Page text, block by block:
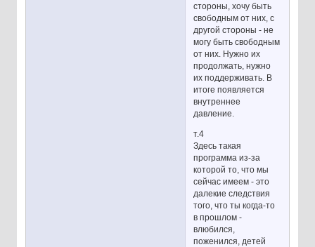
стороны, хочу быть
свободным от них, с
другой стороны - не
могу быть свободным
от них. Нужно их
продолжать, нужно
их поддерживать. В
итоге появляется
внутреннее
давление.
т.4
Здесь такая
программа из-за
которой то, что мы
сейчас имеем - это
далекие следствия
того, что ты когда-то
в прошлом -
влюбился,
поженился, детей